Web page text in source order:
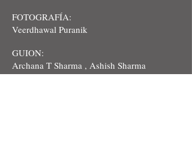
FOTOGRAFÍA:
Veerdhawal Puranik
GUION:
Archana T Sharma , Ashish Sharma